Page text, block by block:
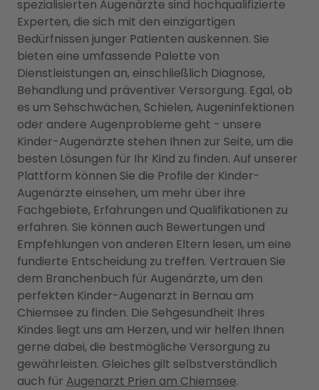
spezialisierten Augenärzte sind hochqualifizierte
Experten, die sich mit den einzigartigen
Bedürfnissen junger Patienten auskennen. Sie
bieten eine umfassende Palette von
Dienstleistungen an, einschließlich Diagnose,
Behandlung und präventiver Versorgung. Egal, ob
es um Sehschwächen, Schielen, Augeninfektionen
oder andere Augenprobleme geht - unsere
Kinder-Augenärzte stehen Ihnen zur Seite, um die
besten Lösungen für Ihr Kind zu finden. Auf unserer
Plattform können Sie die Profile der Kinder-
Augenärzte einsehen, um mehr über ihre
Fachgebiete, Erfahrungen und Qualifikationen zu
erfahren. Sie können auch Bewertungen und
Empfehlungen von anderen Eltern lesen, um eine
fundierte Entscheidung zu treffen. Vertrauen Sie
dem Branchenbuch für Augenärzte, um den
perfekten Kinder-Augenarzt in Bernau am
Chiemsee zu finden. Die Sehgesundheit Ihres
Kindes liegt uns am Herzen, und wir helfen Ihnen
gerne dabei, die bestmögliche Versorgung zu
gewährleisten. Gleiches gilt selbstverständlich
auch für Augenarzt Prien am Chiemsee.